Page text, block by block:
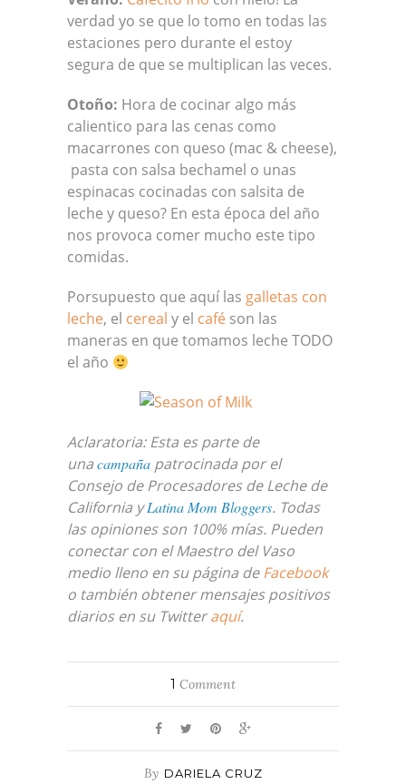
verdad yo se que lo tomo en todas las
estaciones pero durante el estoy
segura de que se multiplican las veces.
Otoño: Hora de cocinar algo más
calientico para las cenas como
macarrones con queso (mac & cheese),
pasta con salsa bechamel o unas
espinacas cocinadas con salsita de
leche y queso? En esta época del año
nos provoca comer mucho este tipo
comidas.
Porsupuesto que aquí las galletas con
leche, el cereal y el café son las
maneras en que tomamos leche TODO
el año
Aclaratoria: Esta es parte de
unacampaña patrocinada por el
Consejo de Procesadores de Leche de
California yLatina Mom Bloggers. Todas
las opiniones son 100% mías. Pueden
conectar con el Maestro del Vaso
medio lleno en su página deFacebook
o también obtener mensajes positivos
diarios en su Twitteraquí.
1 Comment
By DARIELA CRUZ